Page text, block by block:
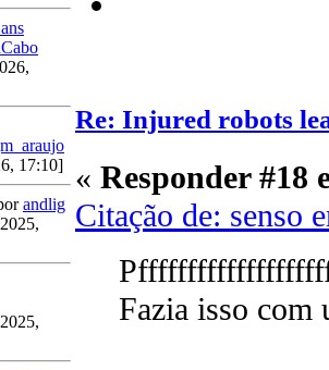
17:10]
andlig
Re: Injured robots
« Responder #18
Citação de: senso
Fazia isso